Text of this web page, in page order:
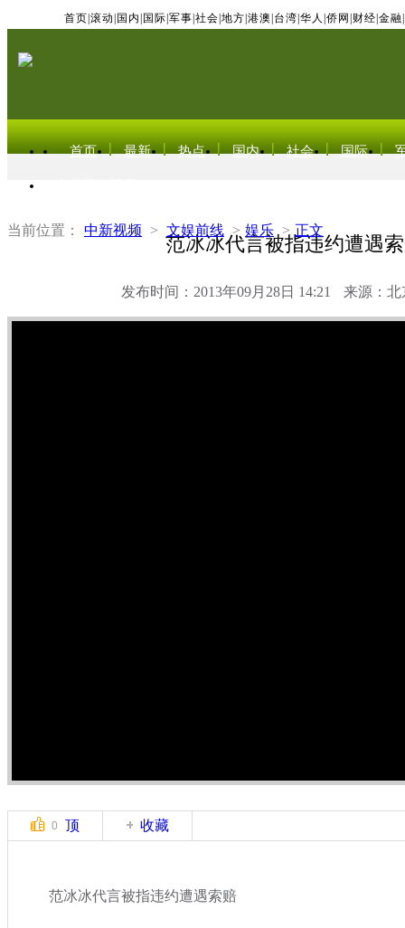
首页 滚动 国内 国际 军事 社会 地方 港澳 台湾 华人 侨网 财经 金融
首页 最新 热点 国内 社会 国际
当前位置： 中新视频 > 文娱前线 > 娱乐 > 正文
范冰冰代言被指违约遭遇
发布时间：2013年09月28日 14:21 来源：北
0 顶 收藏
范冰冰代言被指违约遭遇索赔